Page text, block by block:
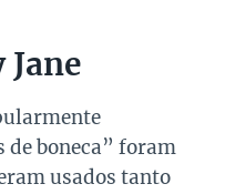
Jane
de boneca” foram
usados tanto